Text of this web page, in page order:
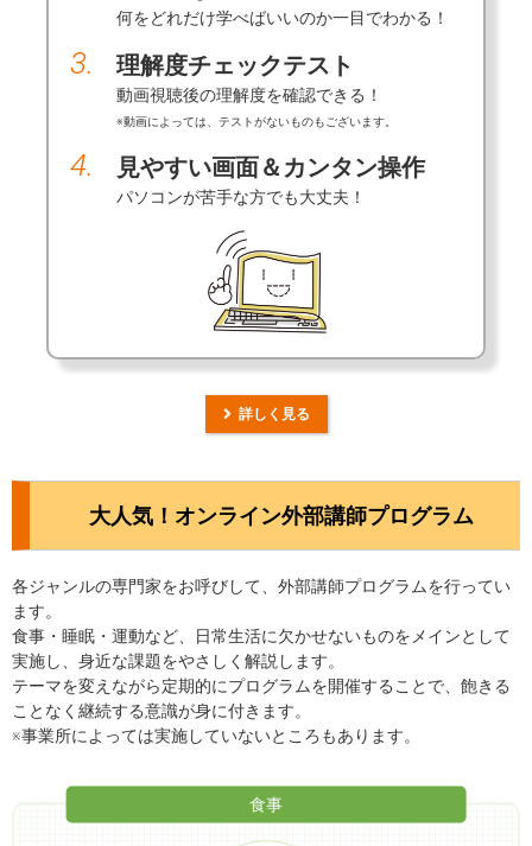
何をどれだけ学べばいいのか一目でわかる！
3. 理解度チェックテスト
動画視聴後の理解度を確認できる！
※動画によっては、テストがないものもございます。
4. 見やすい画面＆カンタン操作
パソコンが苦手な方でも大丈夫！
詳しく見る
大人気！オンライン外部講師プログラム
各ジャンルの専門家をお呼びして、外部講師プログラムを行ってい
ます。
食事・睡眠・運動など、日常生活に欠かせないものをメインとして
実施し、身近な課題をやさしく解説します。
テーマを変えながら定期的にプログラムを開催することで、飽きる
ことなく継続する意識が身に付きます。
※事業所によっては実施していないところもあります。
食事